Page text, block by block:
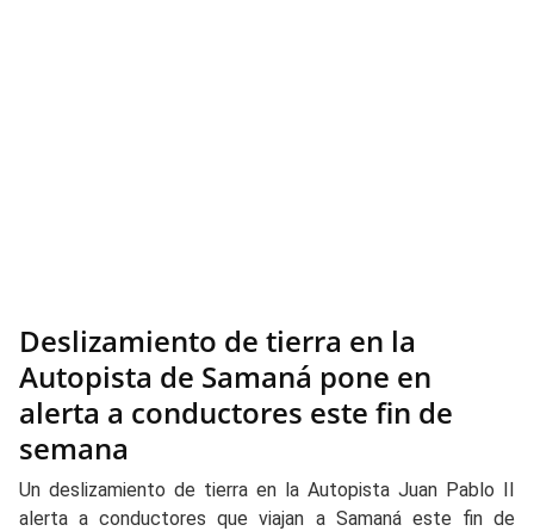
Deslizamiento de tierra en la
Autopista de Samaná pone en
alerta a conductores este fin de
semana
Un deslizamiento de tierra en la Autopista Juan Pablo II
alerta a conductores que viajan a Samaná este fin de